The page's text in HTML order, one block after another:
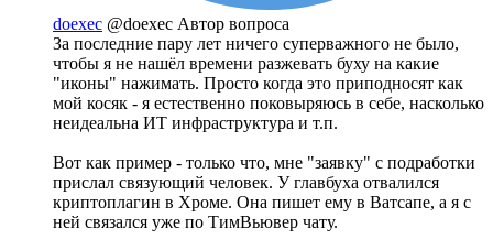
doexec @doexec Автор вопроса
За последние пару лет ничего суперважного не было,
чтобы я не нашёл времени разжевать буху на какие
"иконы" нажимать. Просто когда это приподносят как
мой косяк - я естественно поковыряюсь в себе, насколько
неидеальна ИТ инфраструктура и т.п.
Вот как пример - только что, мне "заявку" с подработки
прислал связующий человек. У главбуха отвалился
криптоплагин в Хроме. Она пишет ему в Ватсапе, а я с
ней связался уже по ТимВьювер чату.